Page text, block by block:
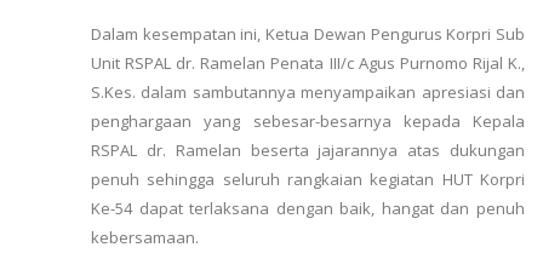
Dalam kesempatan ini, Ketua Dewan Pengurus Korpri Sub
Unit RSPAL dr. Ramelan Penata III/c Agus Purnomo Rijal K.,
S.Kes. dalam sambutannya menyampaikan apresiasi dan
penghargaan yang sebesar-besarnya kepada Kepala
RSPAL dr. Ramelan beserta jajarannya atas dukungan
penuh sehingga seluruh rangkaian kegiatan HUT Korpri
Ke-54 dapat terlaksana dengan baik, hangat dan penuh
kebersamaan.